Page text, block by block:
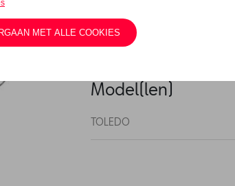
Sleutelhoes gemaakt van
sleutel garanderen. Het
ontwerp met de naam van
plakband. Installatie-
Model(len)
TOLEDO